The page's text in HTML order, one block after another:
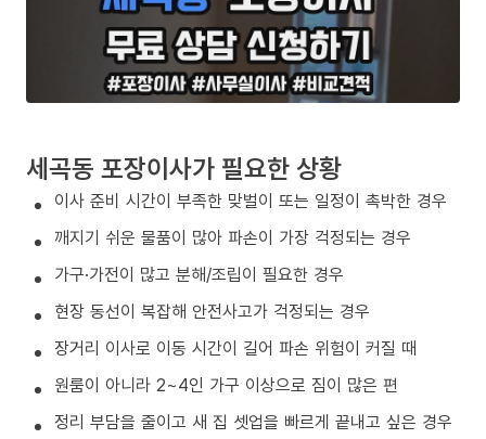
세곡동 포장이사가 필요한 상황
이사 준비 시간이 부족한 맞벌이 또는 일정이 촉박한 경우
깨지기 쉬운 물품이 많아 파손이 가장 걱정되는 경우
가구·가전이 많고 분해/조립이 필요한 경우
현장 동선이 복잡해 안전사고가 걱정되는 경우
장거리 이사로 이동 시간이 길어 파손 위험이 커질 때
원룸이 아니라 2~4인 가구 이상으로 짐이 많은 편
정리 부담을 줄이고 새 집 셋업을 빠르게 끝내고 싶은 경우